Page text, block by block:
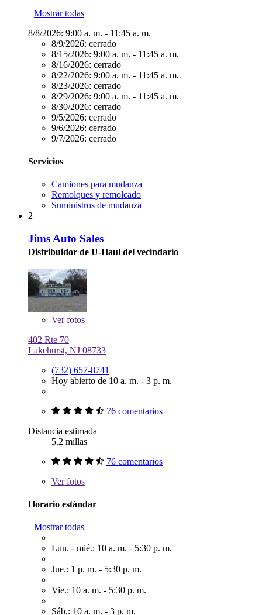
Mostrar todas
8/8/2026: 9:00 a. m. - 11:45 a. m.
8/9/2026: cerrado
8/15/2026: 9:00 a. m. - 11:45 a. m.
8/16/2026: cerrado
8/22/2026: 9:00 a. m. - 11:45 a. m.
8/23/2026: cerrado
8/29/2026: 9:00 a. m. - 11:45 a. m.
8/30/2026: cerrado
9/5/2026: cerrado
9/6/2026: cerrado
9/7/2026: cerrado
Servicios
Camiones para mudanza
Remolques y remolcado
Suministros de mudanza
2
Jims Auto Sales
Distribuidor de U-Haul del vecindario
Verfotos
402 Rte 70
Lakehurst, NJ 08733
(732) 657-8741
Hoy abierto de 10 a. m. - 3 p. m.
76 comentarios
Distancia estimada
5.2 millas
76 comentarios
Verfotos
Horario estándar
Mostrar todas
Lun. - mié.: 10 a. m. - 5:30 p. m.
Jue.: 1 p. m. - 5:30 p. m.
Vie.: 10 a. m. - 5:30 p. m.
Sáb.: 10 a. m. - 3 p. m.